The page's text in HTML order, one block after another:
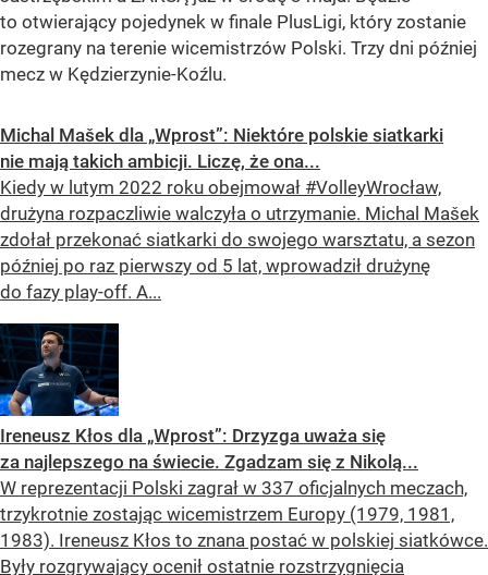
to otwierający pojedynek w finale PlusLigi, który zostanie
rozegrany na terenie wicemistrzów Polski. Trzy dni później
mecz w Kędzierzynie-Koźlu.
Michal Mašek dla „Wprost”: Niektóre polskie siatkarki
nie mają takich ambicji. Liczę, że ona...
Kiedy w lutym 2022 roku obejmował #VolleyWrocław,
drużyna rozpaczliwie walczyła o utrzymanie. Michal Mašek
zdołał przekonać siatkarki do swojego warsztatu, a sezon
później po raz pierwszy od 5 lat, wprowadził drużynę
do fazy play-off. A...
Ireneusz Kłos dla „Wprost”: Drzyzga uważa się
za najlepszego na świecie. Zgadzam się z Nikolą...
W reprezentacji Polski zagrał w 337 oficjalnych meczach,
trzykrotnie zostając wicemistrzem Europy (1979, 1981,
1983). Ireneusz Kłos to znana postać w polskiej siatkówce.
Były rozgrywający ocenił ostatnie rozstrzygnięcia